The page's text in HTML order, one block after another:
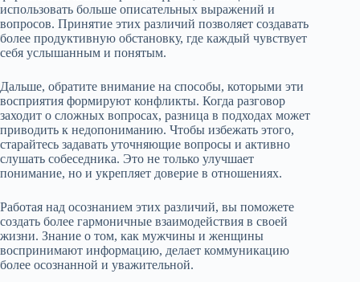
использовать больше описательных выражений и
вопросов. Принятие этих различий позволяет создавать
более продуктивную обстановку, где каждый чувствует
себя услышанным и понятым.
Дальше, обратите внимание на способы, которыми эти
восприятия формируют конфликты. Когда разговор
заходит о сложных вопросах, разница в подходах может
приводить к недопониманию. Чтобы избежать этого,
старайтесь задавать уточняющие вопросы и активно
слушать собеседника. Это не только улучшает
понимание, но и укрепляет доверие в отношениях.
Работая над осознанием этих различий, вы поможете
создать более гармоничные взаимодействия в своей
жизни. Знание о том, как мужчины и женщины
воспринимают информацию, делает коммуникацию
более осознанной и уважительной.